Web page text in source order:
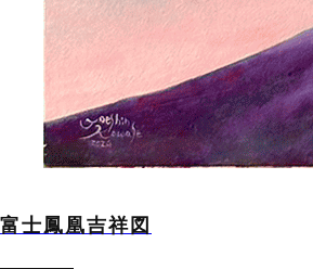
富士鳳凰吉祥図